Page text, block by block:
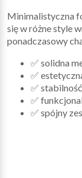
Minimalistyczna
się w różne style
ponadczasowy
✅ solidna
✅
✅
✅
✅ spójny